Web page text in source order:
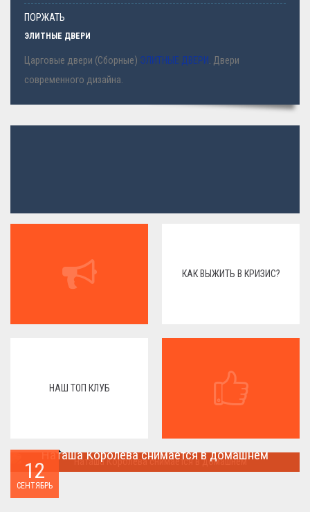
ПОРЖАТЬ
ЭЛИТНЫЕ ДВЕРИ
Царговые двери (Сборные) ЭЛИТНЫЕ ДВЕРИ. Двери
современного дизайна.
КАК ВЫЖИТЬ В КРИЗИС?
НАШ ТОП КЛУБ
12
СЕНТЯБРЬ
Наташа Королева снимается в домашнем